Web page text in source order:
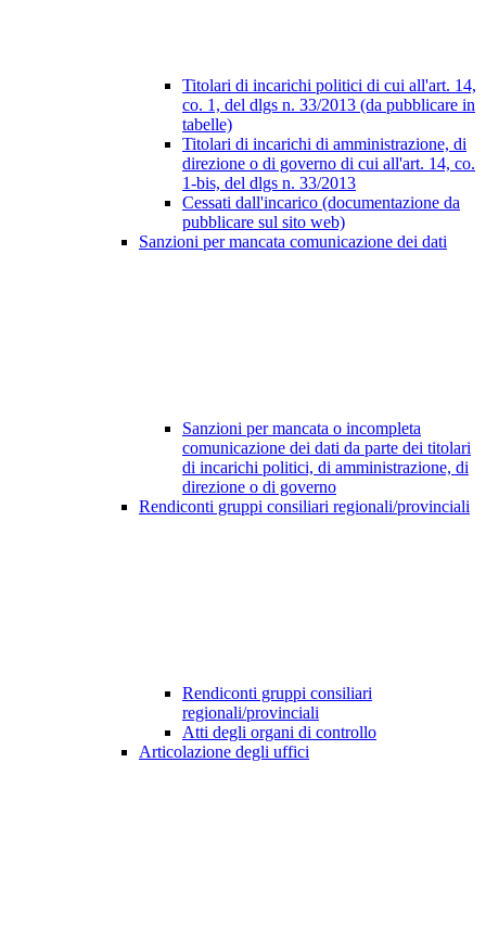
Titolari di incarichi politici di cui all'art. 14,
co. 1, del dlgs n. 33/2013 (da pubblicare in
tabelle)
Titolari di incarichi di amministrazione, di
direzione o di governo di cui all'art. 14, co.
1-bis, del dlgs n. 33/2013
Cessati dall'incarico (documentazione da
pubblicare sul sito web)
Sanzioni per mancata comunicazione dei dati
Sanzioni per mancata o incompleta
comunicazione dei dati da parte dei titolari
di incarichi politici, di amministrazione, di
direzione o di governo
Rendiconti gruppi consiliari regionali/provinciali
Rendiconti gruppi consiliari
regionali/provinciali
Atti degli organi di controllo
Articolazione degli uffici